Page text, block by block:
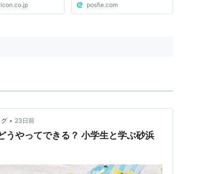
posfie.com
• 23日前
うやってできる？ 小学生と学ぶ砂浜